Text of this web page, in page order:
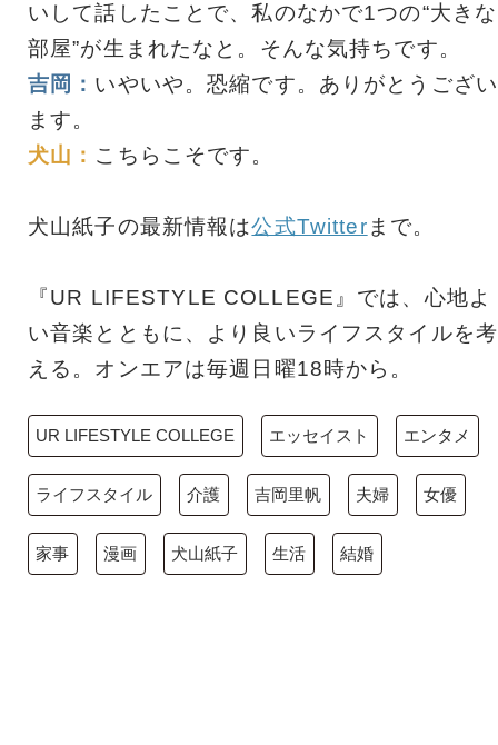
いして話したことで、私のなかで1つの“大きな
部屋”が生まれたなと。そんな気持ちです。
吉岡： いやいや。恐縮です。ありがとうござい
ます。
犬山： こちらこそです。
犬山紙子の最新情報は公式Twitter まで。
『UR LIFESTYLE COLLEGE』では、心地よ
い音楽とともに、より良いライフスタイルを考
える。オンエアは毎週日曜18時から。
UR LIFESTYLE COLLEGE エッセイスト エンタメ
ライフスタイル 介護 吉岡里帆 夫婦 女優
家事 漫画 犬山紙子 生活 結婚